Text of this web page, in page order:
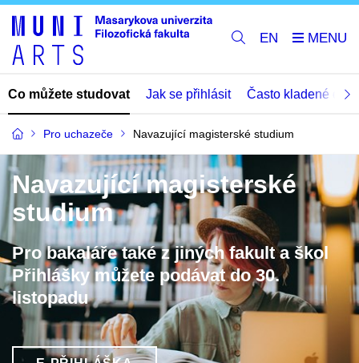
EN
Co můžete studovat Jak se přihlásit Často kladené
Pro uchazeče Navazující magisterské studium
Navazující magisterské
studium
Pro bakaláře také z jiných fakult a škol
Přihlášky můžete podávat do 30.
listopadu